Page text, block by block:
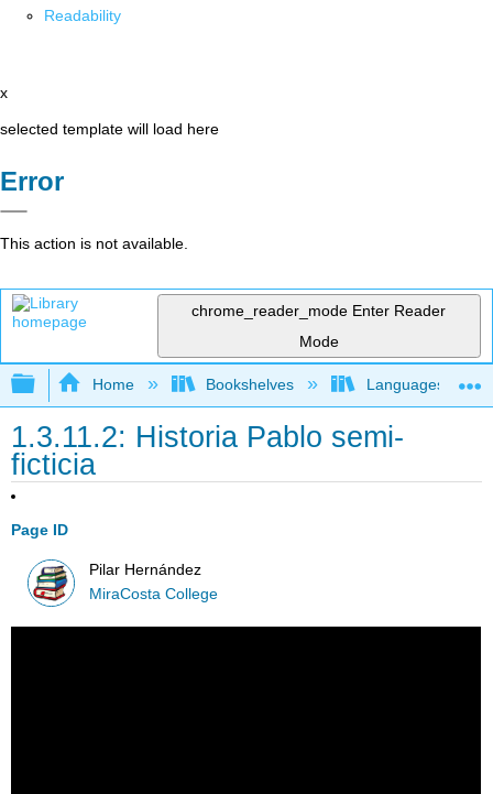
Readability
x
selected template will load here
Error
This action is not available.
chrome_reader_mode Enter Reader
Mode
Expand/collapse global hierarchy
Home Bookshelves Languages
1.3.11.2: Historia Pablo semi-
ficticia
Page ID
Pilar Hernández
MiraCosta College